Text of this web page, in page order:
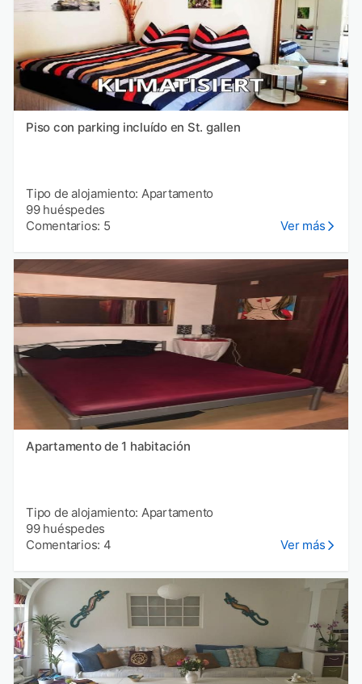
Piso con parking incluído en St. gallen
Tipo de alojamiento: Apartamento
99 huéspedes
Comentarios: 5
Ver más
Apartamento de 1 habitación
Tipo de alojamiento: Apartamento
99 huéspedes
Comentarios: 4
Ver más